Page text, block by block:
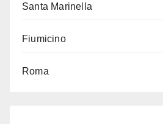
Santa Marinella
Fiumicino
Roma